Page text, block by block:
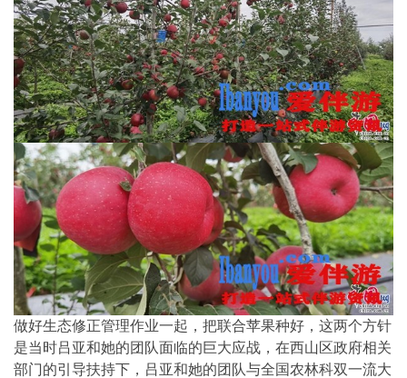
做好生态修正管理作业一起，把联合苹果种好，这两个方针
是当时吕亚和她的团队面临的巨大应战，在西山区政府相关
部门的引导扶持下，吕亚和她的团队与全国农林科双一流大